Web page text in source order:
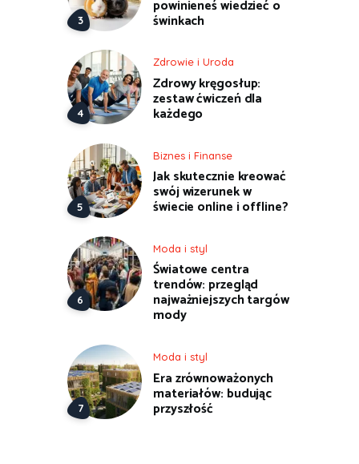
powinieneś wiedzieć o
świnkach
Zdrowie i Uroda
Zdrowy kręgosłup:
zestaw ćwiczeń dla
każdego
Biznes i Finanse
Jak skutecznie kreować
swój wizerunek w
świecie online i offline?
Moda i styl
Światowe centra
trendów: przegląd
najważniejszych targów
mody
Moda i styl
Era zrównoważonych
materiałów: budując
przyszłość